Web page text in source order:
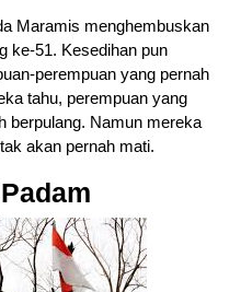
Maramis menghembuskan
ke-51. Kesedihan pun
perempuan yang pernah
tahu, perempuan yang
berpulang. Namun mereka
akan pernah mati.